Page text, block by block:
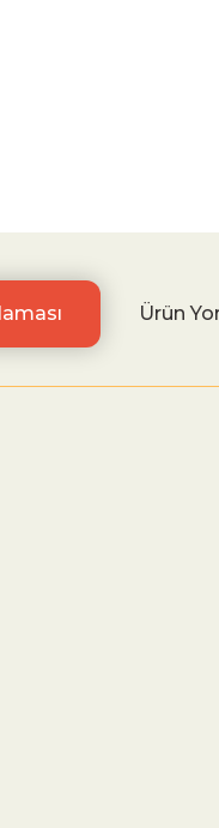
Ürün